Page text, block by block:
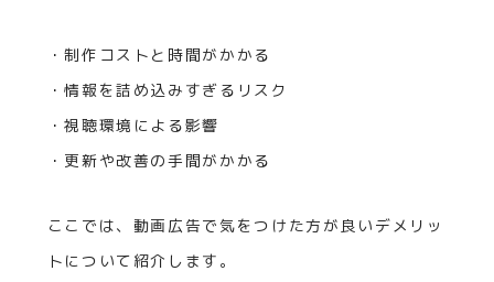
・制作コストと時間がかかる
・情報を詰め込みすぎるリスク
・視聴環境による影響
・更新や改善の手間がかかる
ここでは、動画広告で気をつけた方が良いデメリッ
トについて紹介します。